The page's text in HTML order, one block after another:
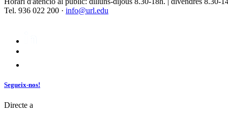
Tel. 936 022 200 · info@url.edu
Segueix-nos!
Directe a